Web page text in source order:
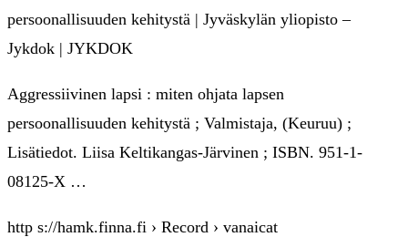
persoonallisuuden kehitystä | Jyväskylän yliopisto –
Jykdok | JYKDOK
Aggressiivinen lapsi : miten ohjata lapsen
persoonallisuuden kehitystä ; Valmistaja, (Keuruu) ;
Lisätiedot. Liisa Keltikangas-Järvinen ; ISBN. 951-1-
08125-X …
http s://hamk.finna.fi › Record › vanaicat